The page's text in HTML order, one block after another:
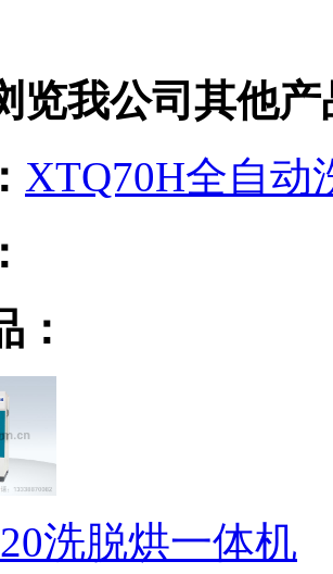
览我公司其他产
XTQ70H全自动
：
洗脱烘一体机